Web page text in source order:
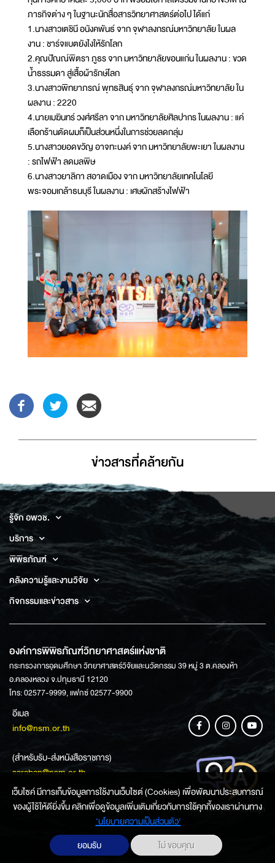
ภารกิจต่าง ๆ ในฐานะนักสื่อสารวิทยาศาสตร์ต่อไป ได้แก่
1.นางสาวเตชินี อนังคพันธ์ จาก จุฬาลงกรณ์มหาวิทยาลัย ในผล
งาน : ชาร์จแบตยังไงให้รักโลก
2.คุณปัณณ์พิตรา ภูธร จาก มหาวิทยาลัยขอนแก่น ในผลงาน : ขวด
น้ำธรรมดา สู่เสื้อผ้ารักษ์โลก
3.นางสาวพิทยาภรณ์ พุทธสินธุ์ จาก จุฬาลงกรณ์มหาวิทยาลัย ใน
ผลงาน : 2220
4.นายเมฆินทร์ วงศ์ศรีลา จาก มหาวิทยาลัยศิลปากร ในผลงาน : แค่
เลือกร้านตัดผมก็เป็นส่วนหนึ่งในการช่วยลดกลุ่ม
5.นางสาวยอดขวัญ อาจทะนงค์ จาก มหาวิทยาลัยพะเยา ในผลงาน
: รถไฟฟ้า ลดมลพิษ
6.นางสาวยาลิกา สอาดเมือง จาก มหาวิทยาลัยเทคโนโลยี
พระจอมเกล้าธนบุรี ในผลงาน : เศษผักสร้างไฟฟ้า
ข่าวสารที่่คล้ายกัน
รู้จัก อพวช.
บริการ
พิพิธภัณฑ์
คลังความรู้และงานวิจัย
กิจกรรมและข่าวสาร
องค์การพิพิธภัณฑ์วิทยาศาสตร์แห่งชาติ
กระทรวงการอุดมศึกษา วิทยาศาสตร์วิจัยและนวัตกรรม 39 หมู่ 3 ต.คลองห้า
อ.คลองหลวง จ.ปทุมธานี 12120
โทร: 02577-9999, แฟกซ์ 02577-9900
อีเมล
info@nsm.or.th
(สำหรับรับ-ส่งหนังสือราชการ)
saraban@nsm.or.th
ช่องทางการสอบถามข้อมูล
เว็บไซค์ มีการเก็บข้อมูลการใช้งานเว็บไซต์ (Cookies) เพื่อพัฒนาประสบการณ์
ของผู้ใช้ให้ดียิ่งขึ้น คลิกเพื่อดูข้อมูลเพิ่มเติมเกี่ยวกับการใช้คุกกี้ของเราผ่านทาง
‘นโยบายความเป็นส่วนตัว'
ยอมรับ
ไม่ ขอบคุณ